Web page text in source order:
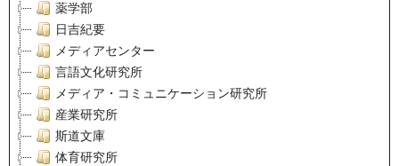
薬学部
日吉紀要
メディアセンター
言語文化研究所
メディア・コミュニケーション研究所
産業研究所
斯道文庫
体育研究所